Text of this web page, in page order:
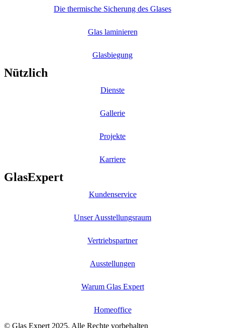
Die thermische Sicherung des Glases
Glas laminieren
Glasbiegung
Nützlich
Dienste
Gallerie
Projekte
Karriere
GlasExpert
Kundenservice
Unser Ausstellungsraum
Vertriebspartner
Ausstellungen
Warum Glas Expert
Homeoffice
© Glas Expert 2025. Alle Rechte vorbehalten